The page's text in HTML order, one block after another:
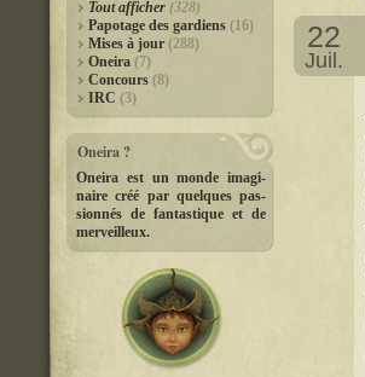
Tout afficher (328)
Papotage des gardiens (16)
Mises à jour (288)
Oneira (7)
Concours (8)
IRC (3)
Oneira ?
Oneira est un monde imagi­-
naire créé par quelques pas­
sionnés de fantastique et de
merveilleux.
22
Juil.